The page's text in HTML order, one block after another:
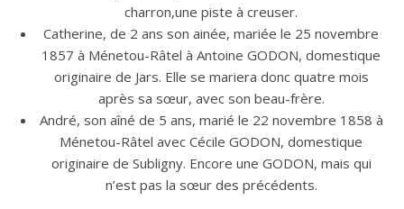
charron,une piste à creuser.
Catherine, de 2 ans son ainée, mariée le 25 novembre
1857 à Ménetou-Râtel à Antoine GODON, domestique
originaire de Jars. Elle se mariera donc quatre mois
après sa sœur, avec son beau-frère.
André, son aîné de 5 ans, marié le 22 novembre 1858 à
Ménetou-Râtel avec Cécile GODON, domestique
originaire de Subligny. Encore une GODON, mais qui
n’est pas la sœur des précédents.